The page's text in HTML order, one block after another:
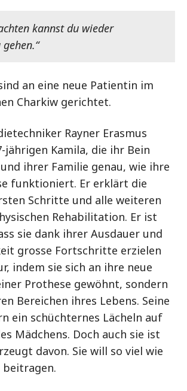
kannst du wieder
an eine neue Patientin im
Charkiw gerichtet.
Rayner Erasmus
jährigen Kamila, die ihr Bein
ihrer Familie genau, wie ihre
funktioniert. Er erklärt die
Schritte und alle weiteren
Rehabilitation. Er ist
sie dank ihrer Ausdauer und
grosse Fortschritte erzielen
indem sie sich an ihre neue
Prothese gewöhnt, sondern
Bereichen ihres Lebens. Seine
ein schüchternes Lächeln auf
Mädchens. Doch auch sie ist
davon. Sie will so viel wie
beitragen.